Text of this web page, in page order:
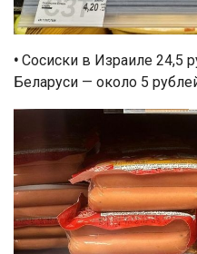
• Сосиски в Израиле 24,5
Беларуси — около 5